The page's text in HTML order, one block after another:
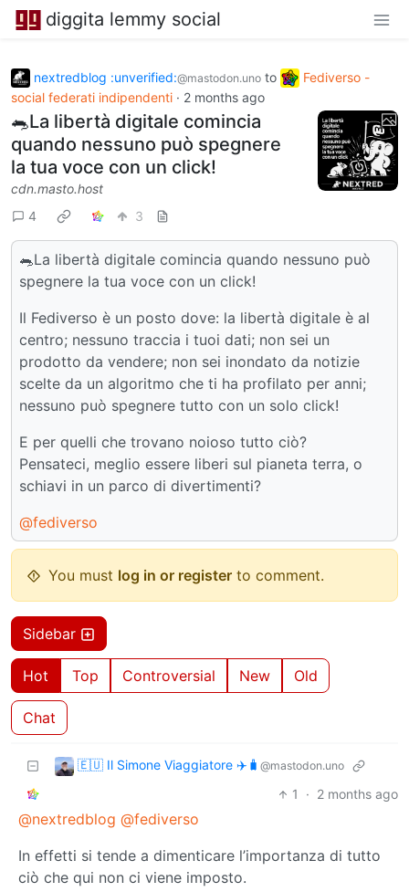
diggita lemmy social
nextredblog :unverified:@mastodon.uno to
Fediverso -
social federati indipendenti · 2 months ago
🐀La libertà digitale comincia
quando nessuno può spegnere
la tua voce con un click!
cdn.masto.host
4
3
🐀La libertà digitale comincia quando nessuno può
spegnere la tua voce con un click!
Il Fediverso è un posto dove: la libertà digitale è al
centro; nessuno traccia i tuoi dati; non sei un
prodotto da vendere; non sei inondato da notizie
scelte da un algoritmo che ti ha profilato per anni;
nessuno può spegnere tutto con un solo click!
E per quelli che trovano noioso tutto ciò?
Pensateci, meglio essere liberi sul pianeta terra, o
schiavi in un parco di divertimenti?
@fediverso
You must log in or register to comment.
Sidebar
Hot Top Controversial New Old
Chat
🇪🇺 Il Simone Viaggiatore ✈️🧳 @mastodon.uno
1 · 2 months ago
@nextredblog @fediverso
In effetti si tende a dimenticare l’importanza di tutto
ciò che qui non ci viene imposto.